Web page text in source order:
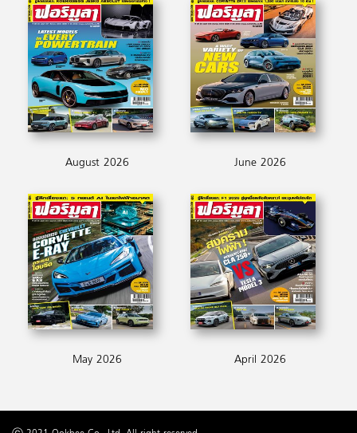
August 2026 June 2026
May 2026 April 2026